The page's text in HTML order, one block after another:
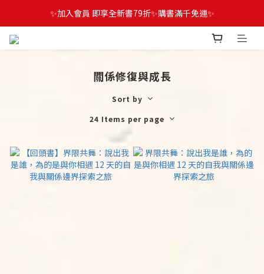
✨加入會員 即享全新書79折✨購書滿千免運✨
關係修復與成長
Sort by
24 Items per page